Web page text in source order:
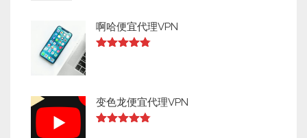
啊哈便宜代理VPN
变色龙便宜代理VPN